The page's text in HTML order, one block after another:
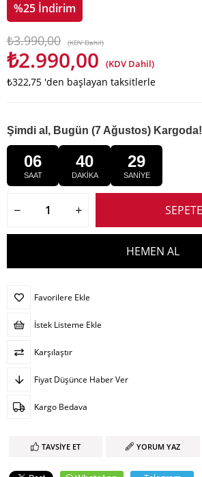
%25 İndirim
₺3.990,00 (KDV Dahil)
₺2.990,00 (KDV Dahil)
₺322,75 'den başlayan taksitlerle
Şimdi al, Bugün (7 Ağustos) Kargoda!
06
SAAT
40
DAKİKA
28
SANİYE
Favorilere Ekle
İstek Listeme Ekle
Karşılaştır
Fiyat Düşünce Haber Ver
Kargo Bedava
TAVSIYE ET YORUM YAZ